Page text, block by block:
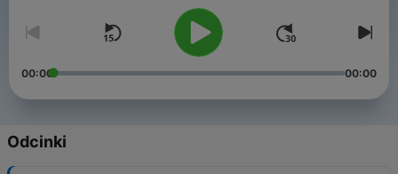
00:00 00:00
Odcinki